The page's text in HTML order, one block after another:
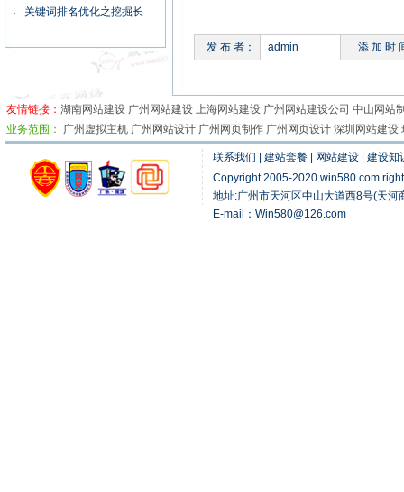
·
关键词排名优化之挖掘长
发 布 者： admin 添 加 时
友情链接： 湖南网站建设 广州网站建设 上海网站建设广州网站建设公司 中山网站
业务范围：
广州虚拟主机 广州网站设计 广州网页制作 广州网页设计 深圳网站建设
联系我们 建站套餐| 网站建设| 建设知
Copyright 2005-2020 win580.com
地址:广州市天河区中山大道西8号(天
E-mail：Win580@126.com